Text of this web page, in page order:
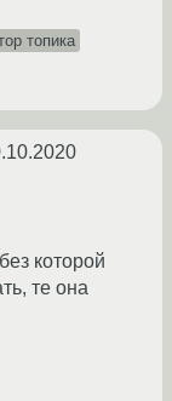
топика
которой
те она